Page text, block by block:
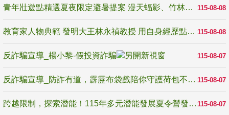
115-08-08
青年壯遊點精選夏夜限定避暑提案 漫天蝠影、竹林尋蛙、茶香夜觀 邀青年暮色出發
115-08-08
教育家人物典範 發明大王林永禎教授 用自身經歷點亮學生的路
115-08-07
反詐騙宣導_楊小黎-假投資詐騙
115-08-07
反詐騙宣導_防詐有道，霹靂布袋戲陪你守護荷包不受騙
115-08-07
跨越限制，探索潛能！115年多元潛能發展夏令營發掘生命無限可能